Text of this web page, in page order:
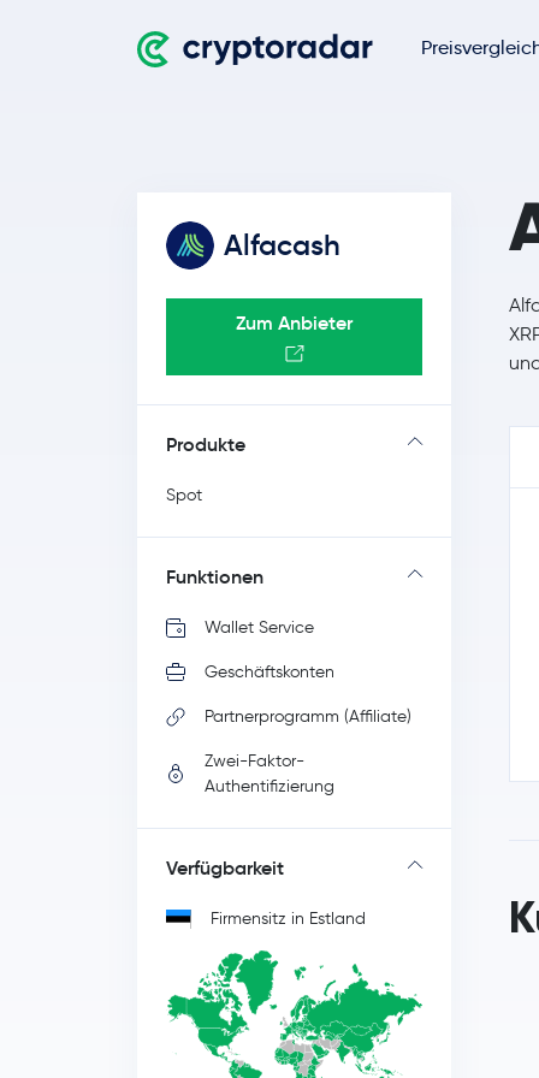
Alfacash
Zum Anbieter
Produkte
Spot
Funktionen
Wallet Service
Geschäftskonten
Partnerprogramm (Affiliate)
Zwei-Faktor-
Authentifizierung
Verfügbarkeit
Firmensitz in Estland